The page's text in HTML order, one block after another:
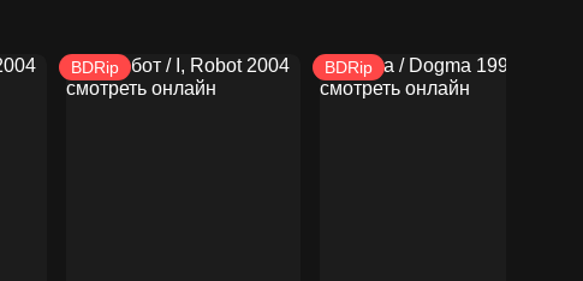
BDRip BDRip